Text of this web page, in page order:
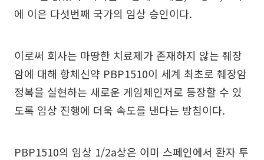
에 이은 다섯번째 국가의 임상 승인이다.
이로써 회사는 마땅한 치료제가 존재하지 않는 췌장
암에 대해 항체신약 PBP1510이 세계 최초로 췌장암
정복을 실현하는 새로운 게임체인저로 등장할 수 있
도록 임상 진행에 더욱 속도를 낸다는 방침이다.
PBP1510의 임상 1/2a상은 이미 스페인에서 환자 투